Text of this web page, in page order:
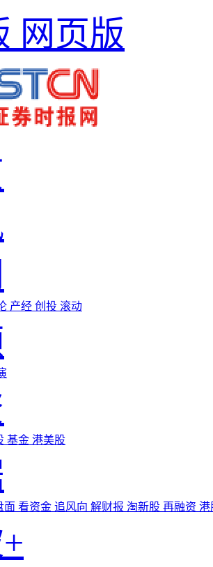
网页版
产经 创投 滚动
基金 港美股
面 看资金 追风向 解财报 淘新股 再融资